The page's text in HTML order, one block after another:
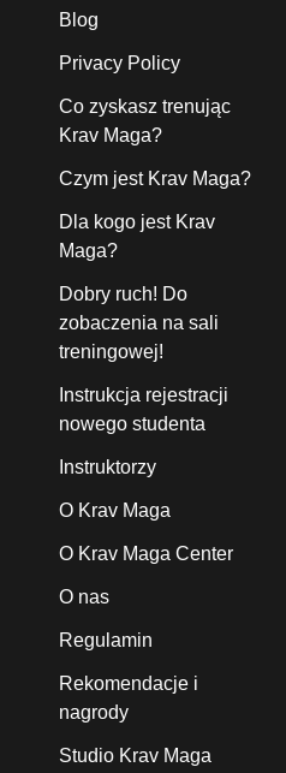
Blog
Privacy Policy
Co zyskasz trenując
Krav Maga?
Czym jest Krav Maga?
Dla kogo jest Krav
Maga?
Dobry ruch! Do
zobaczenia na sali
treningowej!
Instrukcja rejestracji
nowego studenta
Instruktorzy
O Krav Maga
O Krav Maga Center
O nas
Regulamin
Rekomendacje i
nagrody
Studio Krav Maga